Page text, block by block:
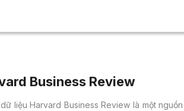
Business Review
liệu Harvard Business Review là một nguồn